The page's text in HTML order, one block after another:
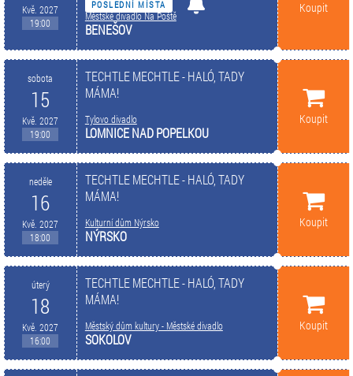
Kvě. 2027
19:00
POSLEDNÍ MÍSTA
Městské divadlo Na Poště
BENEŠOV
Koupit
sobota
15
Kvě. 2027
19:00
TECHTLE MECHTLE - HALÓ, TADY
MÁMA!
Tylovo divadlo
LOMNICE NAD POPELKOU
Koupit
neděle
16
Kvě. 2027
18:00
TECHTLE MECHTLE - HALÓ, TADY
MÁMA!
Kulturní dům Nýrsko
NÝRSKO
Koupit
úterý
18
Kvě. 2027
16:00
TECHTLE MECHTLE - HALÓ, TADY
MÁMA!
Městský dům kultury - Městské divadlo
SOKOLOV
Koupit